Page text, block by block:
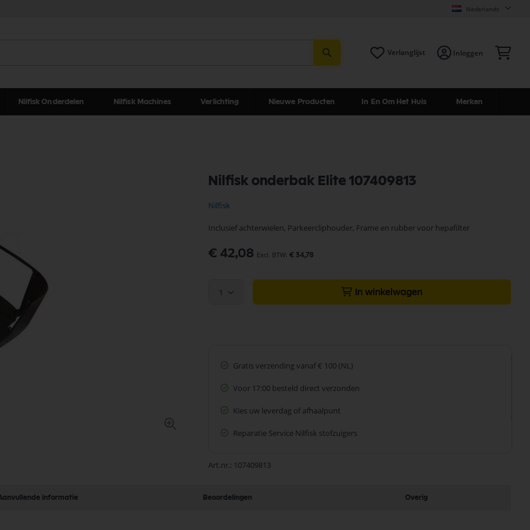
Nederlands
Verlanglijst Inloggen
Nilfisk Onderdelen Nilfisk Machines Verlichting Nieuwe Producten In En Om Het Huis Merken
Nilfisk onderbak Elite 107409813
Nilfisk
Inclusief achterwielen, Parkeercliphouder, Frame en rubber voor hepafilter
€ 42,08 € 34,78
1 In winkelwagen
Gratis verzending vanaf € 100 (NL)
Voor 17:00 besteld direct verzonden
Kies uw leverdag of afhaalpunt
Reparatie Service Nilfisk stofzuigers
Art.nr. 107409813
informatie Beoordelingen Overig